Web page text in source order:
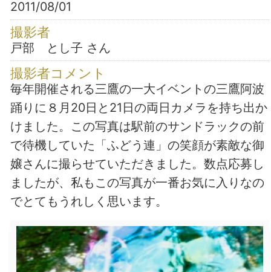
2011/08/01
撮影者
戸部 とし子 さん
撮影者コメント
毎年開催される三鷹の一大イベントの三鷹阿波
踊りに８月20日と21日の両日カメラを持ち出か
けました。この写真は駅前のサンドラックの前
で待機していた「ふどう連」の笑顔が素敵な御
嬢さんに撮らせていただきました。数点応募し
ましたが、私もこの写真が一番お気に入りなの
でとてもうれしく思います。